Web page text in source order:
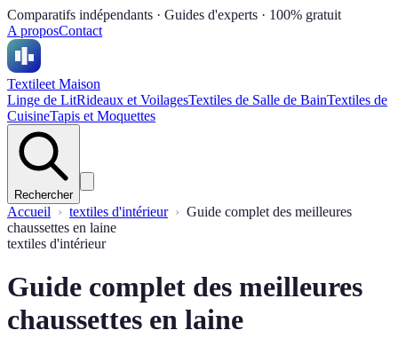
Comparatifs indépendants · Guides d'experts · 100% gratuit
A proposContact
Textileet Maison
Linge de LitRideaux et VoilagesTextiles de Salle de BainTextiles de
CuisineTapis et Moquettes
Rechercher
Accueil textiles d'intérieur
Guide complet des meilleures
chaussettes en laine
textiles d'intérieur
Guide complet des meilleures
chaussettes en laine